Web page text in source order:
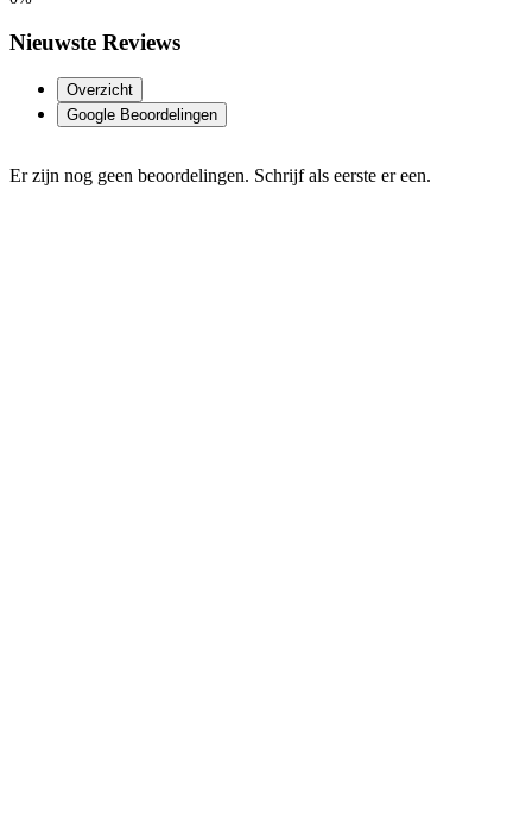
Nieuwste Reviews
Overzicht
Google Beoordelingen
Er zijn nog geen beoordelingen. Schrijf als eerste er een.